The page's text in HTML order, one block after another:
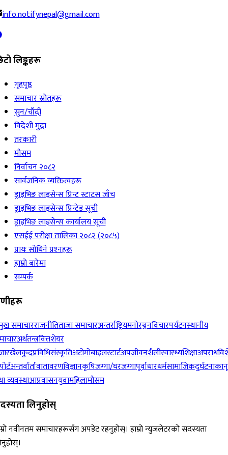
info.notifynepal@gmail.com
लिङ्कहरू
गृहपृष्ठ
समाचार स्रोतहरू
सुन/चाँदी
विदेशी मुद्रा
तरकारी
मौसम
निर्वाचन २०८२
सार्वजनिक व्यक्तित्वहरू
ड्राइभिङ लाइसेन्स प्रिन्ट स्टाटस जाँच
ड्राइभिङ लाइसेन्स प्रिन्टेड सूची
ड्राइभिङ लाइसेन्स कार्यालय सूची
एसईई परीक्षा तालिका २०८२ (२०८५)
प्रायः सोधिने प्रश्‍नहरू
हाम्रो बारेमा
सम्पर्क
समाचारराजनीतिताजा समाचारअन्तर्राष्ट्रियमनोरञ्जनविचारपर्यटनस्थानीय
अर्थतन्त्रवित्तशेयर
खेलकुदप्रविधिसंस्कृतिअटोमोबाइलस्टार्टअपजीवनशैलीस्वास्थ्यशिक्षाअपराध
अन्तर्वार्तावातावरणविज्ञानकृषिजग्गा/घरजग्गापूर्वाधारधर्मसामाजिकदुर्घटना
व्यवस्थाआप्रवासनयुवामहिलामौसम
लिनुहोस्
नवीनतम समाचारहरूसँग अपडेट रहनुहोस्। हाम्रो न्युजलेटरको सदस्यता